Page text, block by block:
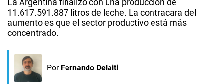
La Argentina finalizó con una producción de
11.617.591.887 litros de leche. La contracara del
aumento es que el sector productivo está más
concentrado.
Por Fernando Delaiti